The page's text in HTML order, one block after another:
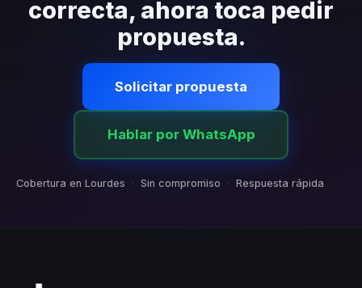
correcta, ahora toca pedir
propuesta.
Solicitar propuesta
Hablar por WhatsApp
Cobertura en Lourdes · Sin compromiso · Respuesta rápida